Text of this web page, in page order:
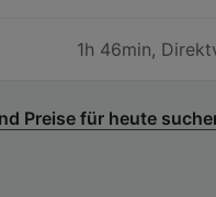
1h 46min,
Preise für heute